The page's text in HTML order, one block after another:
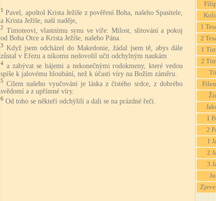
1 Pavel, apoštol Krista Ježíše z pověření Boha, našeho Spasitele,
a Krista Ježíše, naší naděje,
2 Timoteovi, vlastnímu synu ve víře: Milost, slitování a pokoj
od Boha Otce a Krista Ježíše, našeho Pána.
3 Když jsem odcházel do Makedonie, žádal jsem tě, abys dále
zůstal v Efezu a nikomu nedovolil učit odchylným naukám
4 a zabývat se bájemi a nekonečnými rodokmeny, které vedou
spíše k jalovému hloubání, než k účasti víry na Božím záměru.
5
Cílem našeho vyučování je láska z čistého srdce, z dobrého
svědomí a z upřímné víry.
6 Od toho se někteří odchýlili a dali se na prázdné řeči.
1
2
1
2
1
2
1
2
3